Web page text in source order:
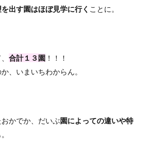
出す園はほぼ見学に行く ことに。
合計１３園 ！！！
、いまいちわからん。
かでか、だいぶ園によっての違いや特